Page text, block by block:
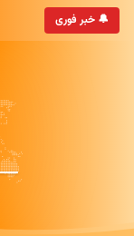
🔔 خبر فوری
صبح خوش آمدید